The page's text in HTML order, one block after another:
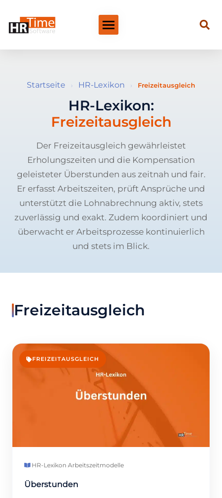
Startseite › HR-Lexikon › Freizeitausgleich
HR-Lexikon:
Freizeitausgleich
Der Freizeitausgleich gewährleistet
Erholungszeiten und die Kompensation
geleisteter Überstunden aus zeitnah und fair.
Er erfasst Arbeitszeiten, prüft Ansprüche und
unterstützt die Lohnabrechnung aktiv, stets
zuverlässig und exakt. Zudem koordiniert und
überwacht er Arbeitsprozesse kontinuierlich
und stets im Blick.
Freizeitausgleich
FREIZEITAUSGLEICH
HR-Lexikon·Arbeitszeitmodelle
Überstunden